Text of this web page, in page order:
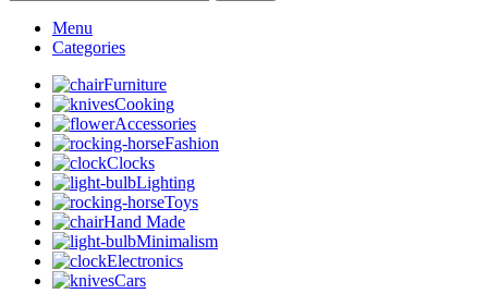
Menu
Categories
Furniture
Cooking
Accessories
Fashion
Clocks
Lighting
Toys
Hand Made
Minimalism
Electronics
Cars